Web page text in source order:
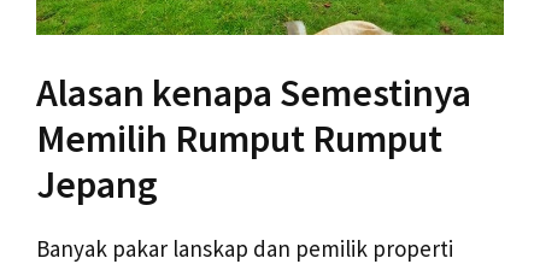
Alasan kenapa Semestinya
Memilih Rumput Rumput
Jepang
Banyak pakar lanskap dan pemilik properti